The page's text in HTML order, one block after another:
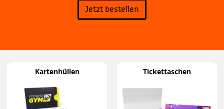
Jetzt bestellen
Kartenhüllen Tickettaschen